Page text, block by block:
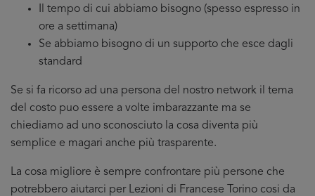
Il tempo di cui abbiamo bisogno (spesso espresso in
ore a settimana)
Se abbiamo bisogno di un supporto che esce dagli
standard
Se si fa ricorso ad una persona del nostro network il tema
del costo puo essere a volte imbarazzante ma se
chiediamo ad uno sconosciuto la cosa diventa più
semplice e magari anche più trasparente.
La cosa migliore è sempre confrontare più persone che
potrebbero aiutarci per Lezioni di Francese Torino cosi da